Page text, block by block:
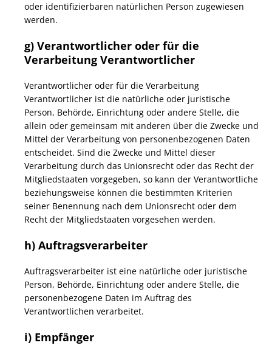
oder identifizierbaren natürlichen Person zugewiesen
werden.
g) Verantwortlicher oder für die
Verarbeitung Verantwortlicher
Verantwortlicher oder für die Verarbeitung
Verantwortlicher ist die natürliche oder juristische
Person, Behörde, Einrichtung oder andere Stelle, die
allein oder gemeinsam mit anderen über die Zwecke und
Mittel der Verarbeitung von personenbezogenen Daten
entscheidet. Sind die Zwecke und Mittel dieser
Verarbeitung durch das Unionsrecht oder das Recht der
Mitgliedstaaten vorgegeben, so kann der Verantwortliche
beziehungsweise können die bestimmten Kriterien
seiner Benennung nach dem Unionsrecht oder dem
Recht der Mitgliedstaaten vorgesehen werden.
h) Auftragsverarbeiter
Auftragsverarbeiter ist eine natürliche oder juristische
Person, Behörde, Einrichtung oder andere Stelle, die
personenbezogene Daten im Auftrag des
Verantwortlichen verarbeitet.
i) Empfänger